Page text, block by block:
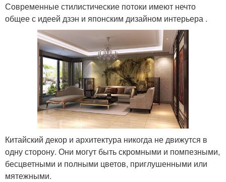
Современные стилистические потоки имеют нечто
общее с идеей дзэн и японским дизайном интерьера .
Китайский декор и архитектура никогда не движутся в
одну сторону. Они могут быть скромными и помпезными,
бесцветными и полными цветов, приглушенными или
мятежными.